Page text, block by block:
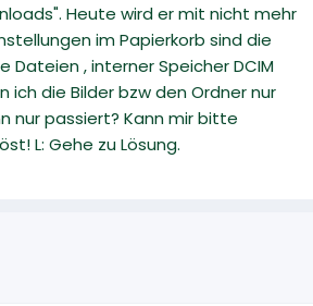
Heute wird er mit nicht mehr
im Papierkorb sind die
Dateien , interner Speicher DCIM
ich die Bilder bzw den Ordner nur
nur passiert? Kann mir bitte
L: Gehe zu Lösung.